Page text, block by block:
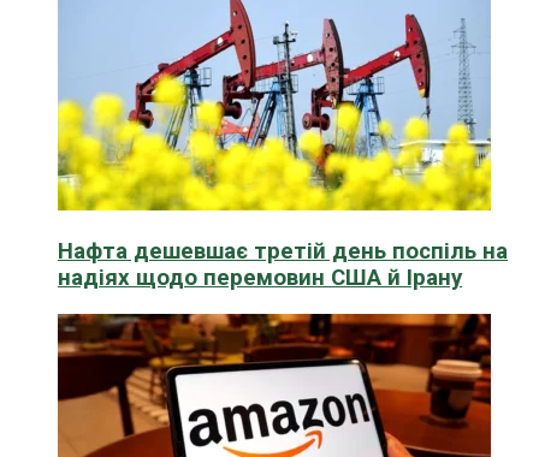
Нафта дешевшає третій день поспіль на
надіях щодо перемовин США й Ірану